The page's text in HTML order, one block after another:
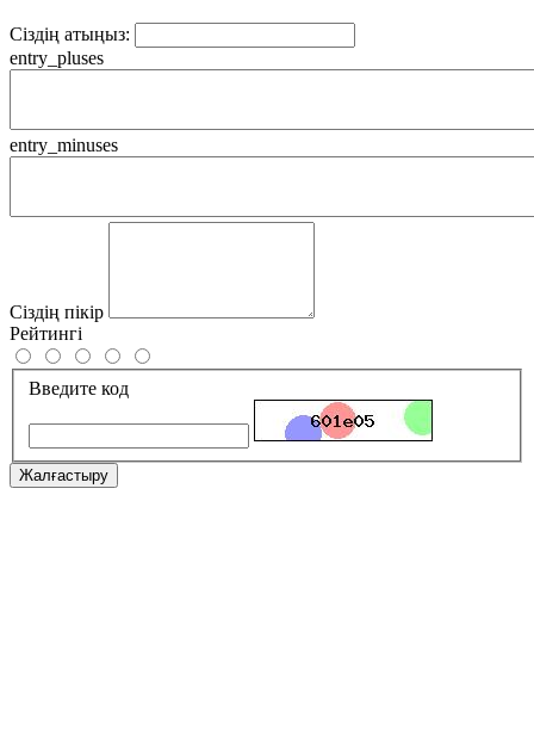
Сіздің атыңыз:
entry_pluses
entry_minuses
Сіздің пікір
Рейтингі
Введите код
Жалғастыру